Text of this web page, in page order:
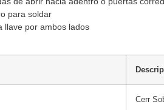
para soldar
llave por ambos lados
Cerr